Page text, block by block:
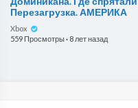
Перезагрузка. АМЕРИКА
Xbox
559 Просмотры· 8 лет назад